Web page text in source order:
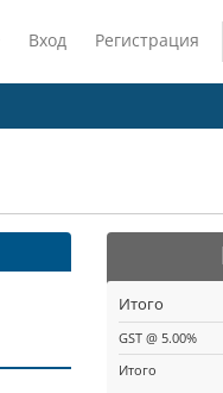
Вход Регистрация
Итого
GST @ 5.00%
Итого